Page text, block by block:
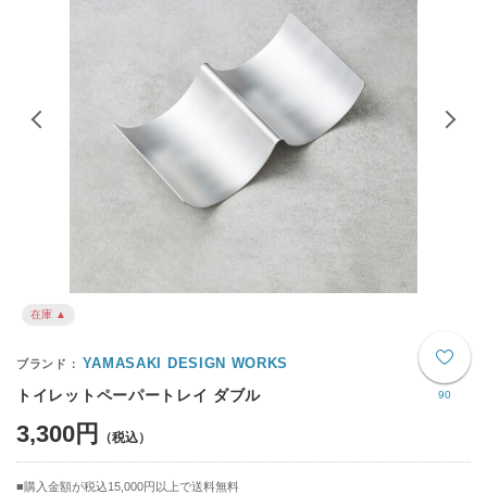
在庫 ▲
90
YAMASAKI DESIGN WORKS
トイレットペーパートレイ ダブル
3,300円
購入金額が税込15,000円以上で送料無料